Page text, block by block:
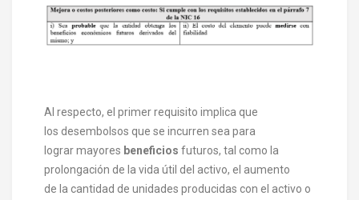
Al respecto, el primer requisito implica que
los desembolsos que se incurren sea para
lograr mayores beneficios futuros, tal como la
prolongación de la vida útil del activo, el aumento
de la cantidad de unidades producidas con el activo o